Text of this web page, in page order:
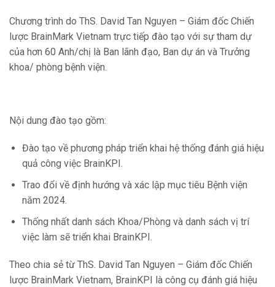
Chương trình do ThS. David Tan Nguyen – Giám đốc Chiến
lược BrainMark Vietnam trực tiếp đào tạo với sự tham dự
của hơn 60 Anh/chị là Ban lãnh đạo, Ban dự án và Trưởng
khoa/ phòng bệnh viện.
Nội dung đào tạo gồm:
Đào tạo về phương pháp triển khai hệ thống đánh giá hiệu
quả công việc BrainKPI.
Trao đổi về định hướng và xác lập mục tiêu Bệnh viện
năm 2024.
Thống nhất danh sách Khoa/Phòng và danh sách vị trí
việc làm sẽ triển khai BrainKPI.
Theo chia sẻ từ ThS. David Tan Nguyen – Giám đốc Chiến
lược BrainMark Vietnam, BrainKPI là công cụ đánh giá hiệu